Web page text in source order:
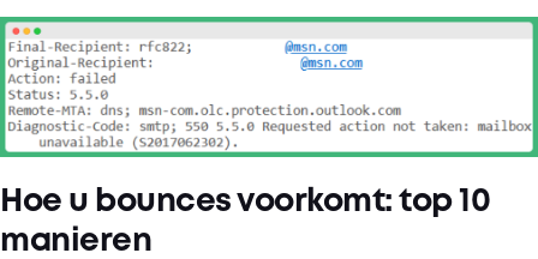
Hoe u bounces voorkomt: top 10
manieren